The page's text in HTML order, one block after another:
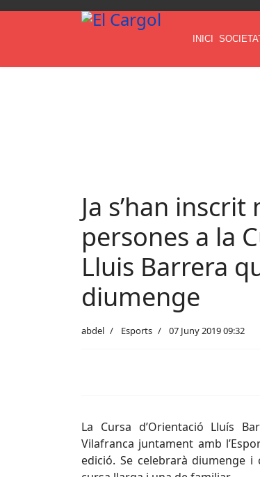
INICI
Ja s’han
persones a la
Lluis Barrera
diumenge
abdel Esports 07 Juny 2019 09:32
La Cursa d’Orientació Lluís
Vilafranca juntament amb
edició. Se celebrarà diumenge